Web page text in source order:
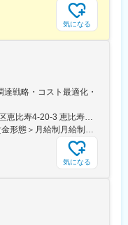
ます。
展開する中で、患者さん
には手技において最大限
供することを目指してい
らず、販売した医療機器が
り、使用にあたってのト
役割を担っているため、
気になる
達戦略・コスト最適化・
＜勤務地詳細＞本社住所：東京都渋谷区恵比寿4-20-3 恵比寿ガーデンプレイスタワー18F勤務地最寄駅：各線／恵比寿駅受動喫煙対策：屋内全面禁煙変更の範囲：会社の定める事業所（リモートワーク含む）
＜予定年収＞950万円～1,200万円＜賃金形態＞月給制月給制。ご経験等により変動あり、当社既定により決定。＜賃金内訳＞月額（基本給）：688,000円～869,000円＜月給＞688,000円～869,000円＜昇給有無＞有＜残業手当＞有＜給与補足＞ご経験等により変動あり、当社既定により決定。業績賞与年1回、昇給年1回。賃金はあくまでも目安の金額であり、選考を通じて上下する可能性があります。月給(月額)は固定手当を含めた表記です。
気になる